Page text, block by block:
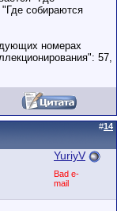
собираются
номерах
57,
#14
YuriyV
Bad e-
mail